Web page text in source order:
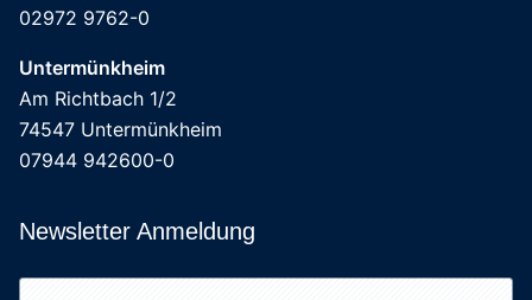
02972 9762-0
Untermünkheim
Am Richtbach 1/2
74547 Untermünkheim
07944 942600-0
Newsletter Anmeldung